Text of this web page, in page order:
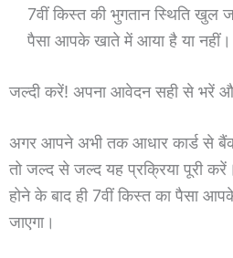
7वीं किस्त की भुगतान स्थिति खुल
पैसा आपके खाते में आया है या नहीं।
जल्दी करें! अपना आवेदन सही से भरें
अगर आपने अभी तक आधार कार्ड से बैंक
तो जल्द से जल्द यह प्रक्रिया पूरी
होने के बाद ही 7वीं किस्त का पैसा
जाएगा।